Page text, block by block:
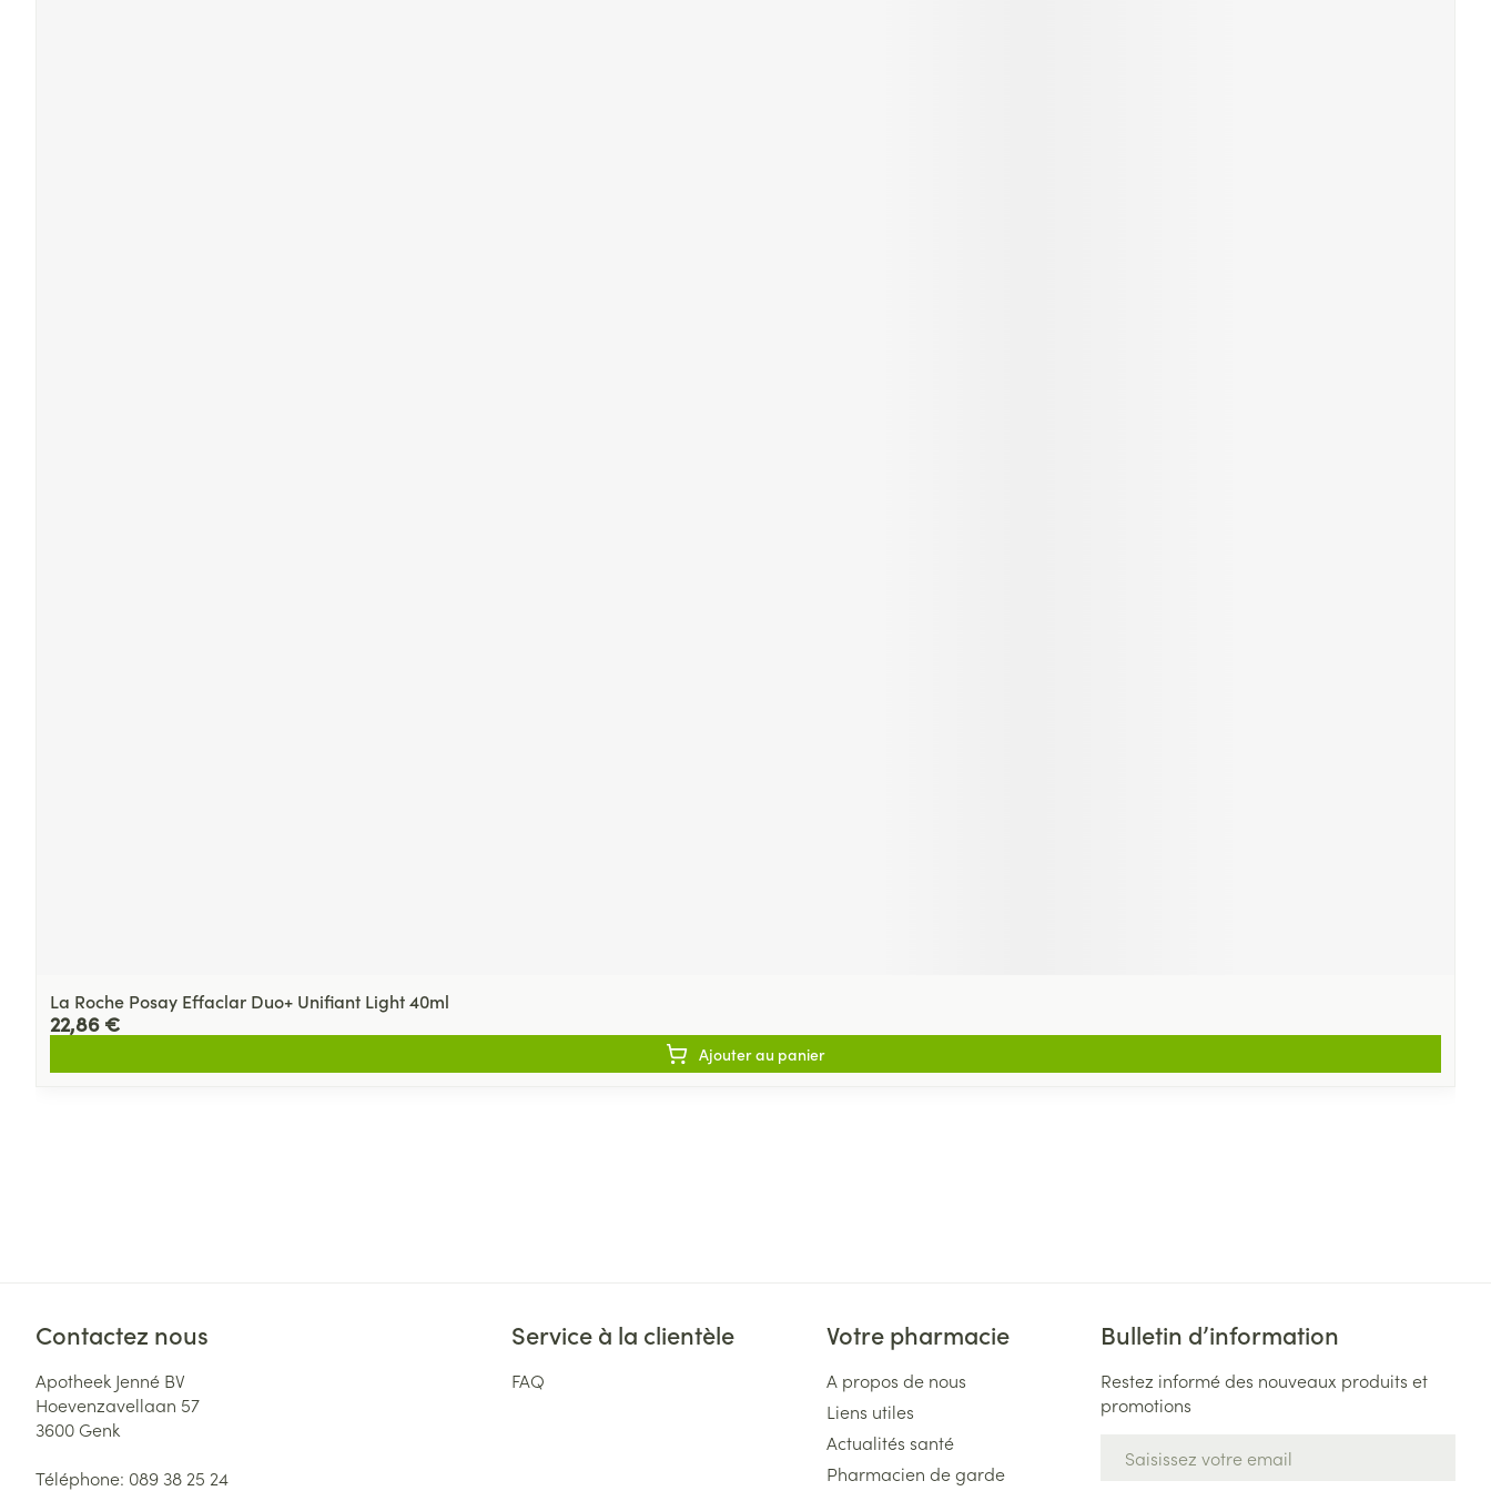
La Roche Posay Effaclar Duo+ Unifiant Light 40ml
22,86 €
Ajouter au panier
Contactez nous
Apotheek Jenné BV
Hoevenzavellaan 57
3600 Genk
Téléphone: 089 38 25 24
Service à la clientèle
FAQ
Votre pharmacie
A propos de nous
Liens utiles
Actualités santé
Pharmacien de garde
Bulletin d’information
Restez informé des nouveaux produits et
promotions